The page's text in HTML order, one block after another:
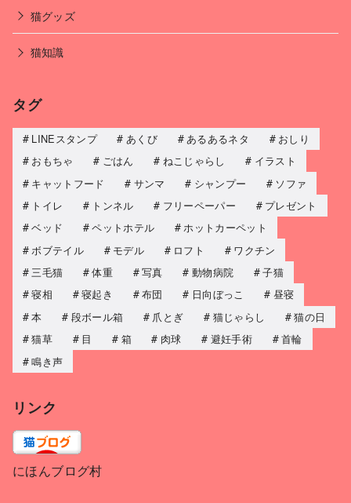
猫グッズ
猫知識
タグ
LINEスタンプ あくび あるあるネタ
おしり
おもちゃ
ごはん ねこじゃらし
イラスト
キャットフード
サンマ シャンプー
ソファ
トイレ
トンネル フリーペーパー
プレゼント
ベッド
ペットホテル
ホットカーペット
ボブテイル
モデル ロフト
ワクチン
三毛猫
体重 写真 動物病院
子猫
寝相
寝起き 布団 日向ぼっこ
昼寝
本
段ボール箱 爪とぎ 猫じゃらし
猫の日
猫草
目 箱 肉球 避妊手術
首輪
鳴き声
リンク
にほんブログ村